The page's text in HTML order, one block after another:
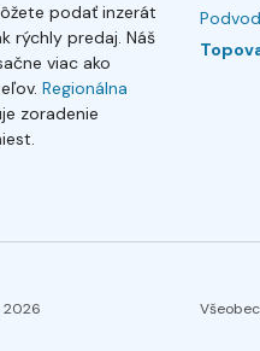
podať inzerát
rýchly predaj. Náš
viac ako
Regionálna
zoradenie
2026